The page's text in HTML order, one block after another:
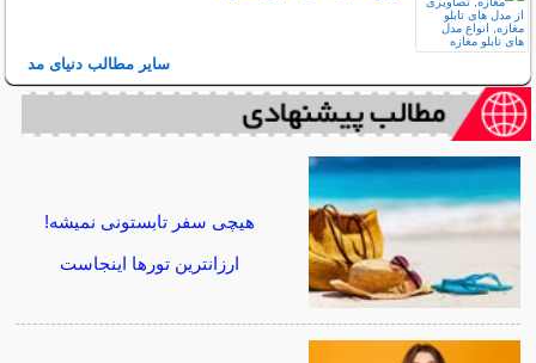
سایر مطالب دنیای مد
هیچی سفر تابستونی نمیشه!
ارزانترین تورها اینجاست